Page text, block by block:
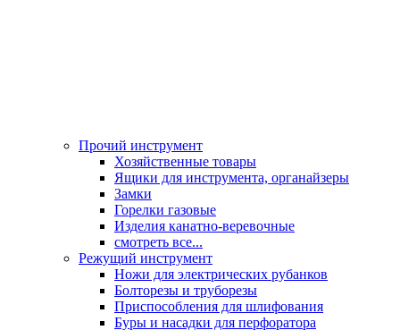
Прочий инструмент
Хозяйственные товары
Ящики для инструмента, органайзеры
Замки
Горелки газовые
Изделия канатно-веревочные
смотреть все...
Режущий инструмент
Ножи для электрических рубанков
Болторезы и труборезы
Приспособления для шлифования
Буры и насадки для перфоратора